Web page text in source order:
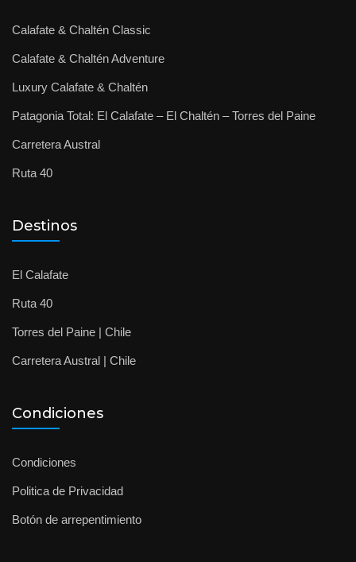
Calafate & Chaltén Classic
Calafate & Chaltén Adventure
Luxury Calafate & Chaltén
Patagonia Total: El Calafate – El Chaltén – Torres del Paine
Carretera Austral
Ruta 40
Destinos
El Calafate
Ruta 40
Torres del Paine | Chile
Carretera Austral | Chile
Condiciones
Condiciones
Politica de Privacidad
Botón de arrepentimiento